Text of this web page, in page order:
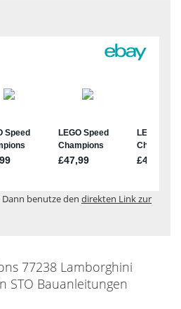
benutze den direkten Link zur
77238 Lamborghini
STO Bauanleitungen